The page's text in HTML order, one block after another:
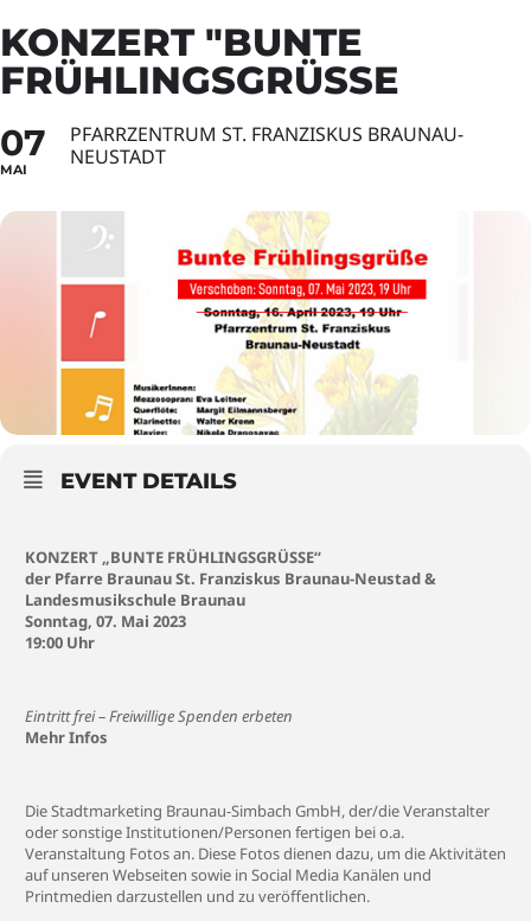
KONZERT "BUNTE
FRÜHLINGSGRÜSSE
07
MAI
PFARRZENTRUM ST. FRANZISKUS BRAUNAU-
NEUSTADT
EVENT DETAILS
KONZERT „BUNTE FRÜHLINGSGRÜSSE“
der Pfarre Braunau St. Franziskus Braunau-Neustad&
Landesmusikschule Braunau
Sonntag, 07. Mai 2023
19:00 Uhr
Eintritt frei – Freiwillige Spenden erbeten
Mehr Infos
Die Stadtmarketing Braunau-Simbach GmbH, der/die Veranstalter
oder sonstige Institutionen/Personen fertigen bei o.a.
Veranstaltung Fotos an. Diese Fotos dienen dazu, um die Aktivitäten
auf unseren Webseiten sowie in Social Media Kanälen und
Printmedien darzustellen und zu veröffentlichen.